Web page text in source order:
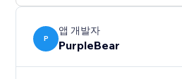
P
앱 개발자
PurpleBear